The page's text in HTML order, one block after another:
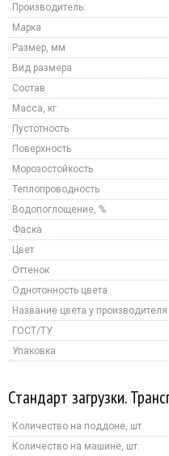
Производитель:
Марка
Размер, мм
Вид размера
Состав
Масса, кг
Пустотность
Поверхность
Морозостойкость
Теплопроводность
Водопоглощение, %
Фаска
Цвет
Оттенок
Однотонность цвета
Название цвета у производителя
ГОСТ/ТУ
Упаковка
Стандарт загрузки.
Количество на поддоне, шт.
Количество на машине, шт.